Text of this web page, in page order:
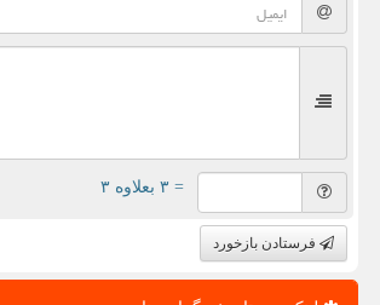
= ۳ بعلاوه ۳
فرستادن بازخورد